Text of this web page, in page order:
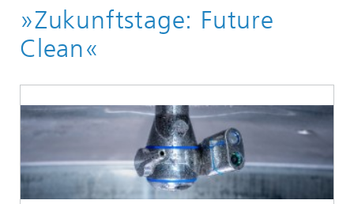
Verarbeitungsmaschinen
»Zukunftstage: Future
Clean«